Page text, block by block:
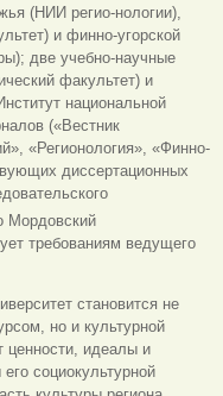
(НИИ регио-нологии),
и финно-угорской
две учебно-научные
факультет) и
национальной
(«Вестник
«Регионология», «Финно-
диссертационных
Мордовский
требованиям ведущего
становится не
но и культурной
ценности, идеалы и
социокультурной